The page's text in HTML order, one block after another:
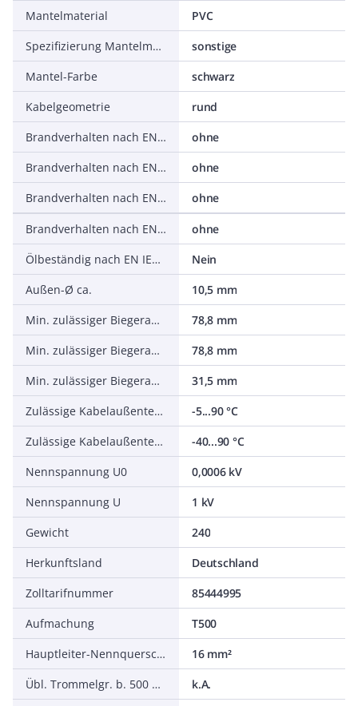
Mantelmaterial
PVC
Spezifizierung Mantelmaterial
sonstige
Mantel-Farbe
schwarz
Kabelgeometrie
rund
Brandverhalten nach EN 13501-6: Klasse
ohne
Brandverhalten nach EN 13501-6: Rauchentwicklung
ohne
Brandverhalten nach EN 13501-6: Abtropfverhalten
ohne
Brandverhalten nach EN 13501-6: Säureentwicklung
ohne
Ölbeständig nach EN IEC 60811-404
Nein
Außen-Ø ca.
10,5 mm
Min. zulässiger Biegeradius, flexibler Einsatz mit Zwangsführung
78,8 mm
Min. zulässiger Biegeradius, flexibler Einsatz/freie Bewegung
78,8 mm
Min. zulässiger Biegeradius, stationärer Einsatz/fest verlegt
31,5 mm
Zulässige Kabelaußentemperatur bei Montage/Handling
-5...90 °C
Zulässige Kabelaußentemperatur nach Montage ohne Erschütterung
-40...90 °C
Nennspannung U0
0,0006 kV
Nennspannung U
1 kV
Gewicht
240
Herkunftsland
Deutschland
Zolltarifnummer
85444995
Aufmachung
T500
Hauptleiter-Nennquerschnitt
16 mm²
Übl. Trommelgr. b. 500 m Ø m
k.A.